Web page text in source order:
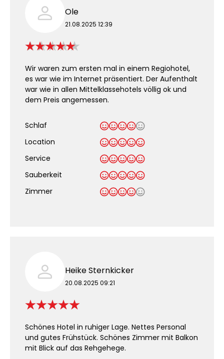
Ole
21.08.2025 12:39
Wir waren zum ersten mal in einem Regiohotel,
es war wie im Internet präsentiert. Der Aufenthalt
war wie in allen Mittelklassehotels völlig ok und
dem Preis angemessen.
Schlaf
Location
Service
Sauberkeit
Zimmer
Heike Sternkicker
20.08.2025 09:21
Schönes Hotel in ruhiger Lage. Nettes Personal
und gutes Frühstück. Schönes Zimmer mit Balkon
mit Blick auf das Rehgehege.